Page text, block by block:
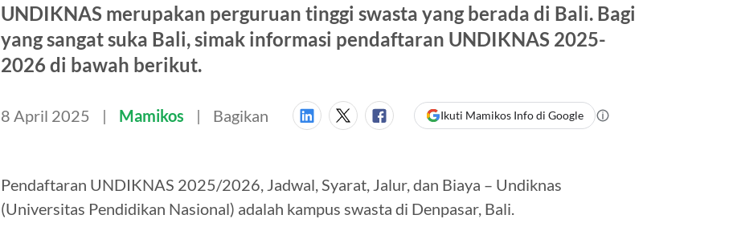
UNDIKNAS merupakan perguruan tinggi swasta yang berada di Bali. Bagi
yang sangat suka Bali, simak informasi pendaftaran UNDIKNAS 2025-
2026 di bawah berikut.
8 April 2025 Mamikos Bagikan Ikuti Mamikos Info di Google
Pendaftaran UNDIKNAS 2025/2026, Jadwal, Syarat, Jalur, dan Biaya – Undiknas
(Universitas Pendidikan Nasional) adalah kampus swasta di Denpasar, Bali.